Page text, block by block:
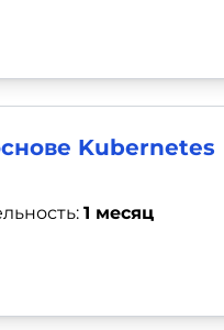
Kubernetes
1 месяц